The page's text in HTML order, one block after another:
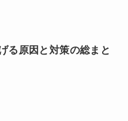
る原因と対策の総まと